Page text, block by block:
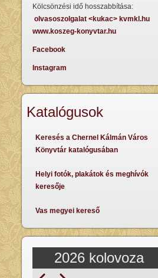
Kölcsönzési idő hosszabbítása:
olvasoszolgalat <kukac> kvmkl.hu
www.koszeg-konyvtar.hu
Facebook
Instagram
Katalógusok
Keresés a Chernel Kálmán Város
Könyvtár katalógusában
Helyi fotók, plakátok és meghívók
keresője
Vas megyei kereső
2026 kolovoza